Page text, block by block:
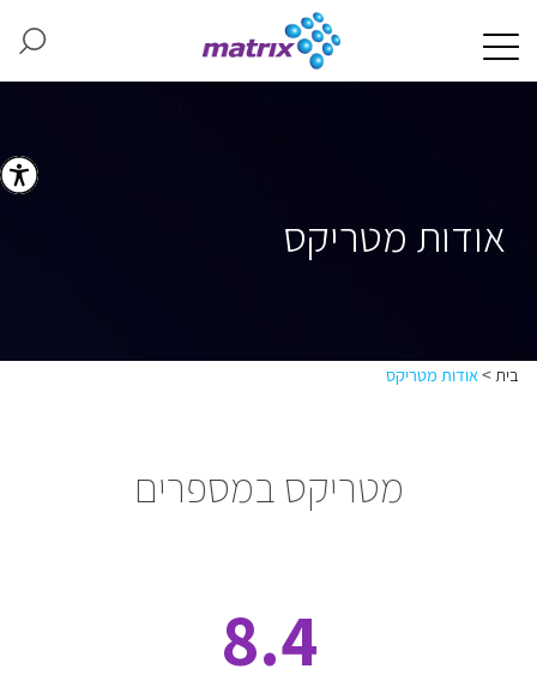
אודות מטריקס
בית>אודות מטריקס
מטריקס במספרים
8.4